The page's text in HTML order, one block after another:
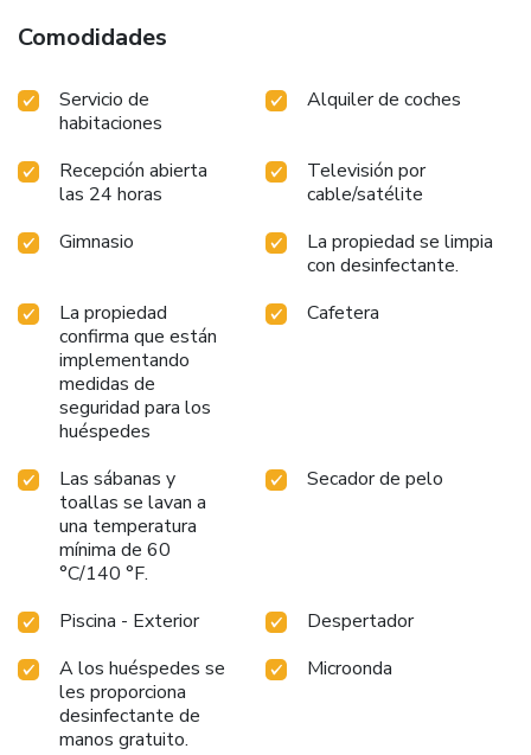
Comodidades
Servicio de
habitaciones
Alquiler de coches
Recepción abierta
las 24 horas
Televisión por
cable/satélite
Gimnasio
La propiedad se limpia
con desinfectante.
La propiedad
confirma que están
implementando
medidas de
seguridad para los
huéspedes
Cafetera
Las sábanas y
toallas se lavan a
una temperatura
mínima de 60
°C/140 °F.
Secador de pelo
Piscina - Exterior
Despertador
A los huéspedes se
les proporciona
desinfectante de
manos gratuito.
Microonda